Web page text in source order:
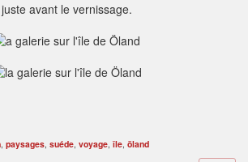
juste avant le vernissage.
, paysages, suéde, voyage, île, öland